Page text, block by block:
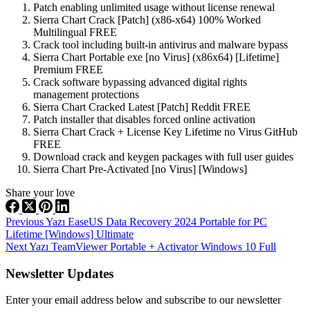
Patch enabling unlimited usage without license renewal
Sierra Chart Crack [Patch] (x86-x64) 100% Worked
Multilingual FREE
Crack tool including built-in antivirus and malware bypass
Sierra Chart Portable exe [no Virus] (x86x64) [Lifetime]
Premium FREE
Crack software bypassing advanced digital rights
management protections
Sierra Chart Cracked Latest [Patch] Reddit FREE
Patch installer that disables forced online activation
Sierra Chart Crack + License Key Lifetime no Virus GitHub
FREE
Download crack and keygen packages with full user guides
Sierra Chart Pre-Activated [no Virus] [Windows]
Share your love
PreviousYazı EaseUS Data Recovery 2024 Portable for PC
Lifetime [Windows] Ultimate
NextYazı TeamViewer Portable + Activator Windows 10 Full
Newsletter Updates
Enter your email address below and subscribe to our newsletter